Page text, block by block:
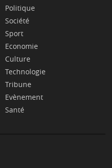
Politique
Société
Sport
Economie
Culture
Technologie
Tribune
Evènement
Santé